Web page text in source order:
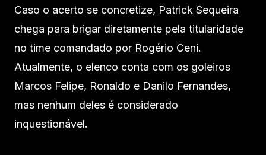
Caso o acerto se concretize, Patrick Sequeira
chega para brigar diretamente pela titularidade
no time comandado por Rogério Ceni.
Atualmente, o elenco conta com os goleiros
Marcos Felipe, Ronaldo e Danilo Fernandes,
mas nenhum deles é considerado
inquestionável.